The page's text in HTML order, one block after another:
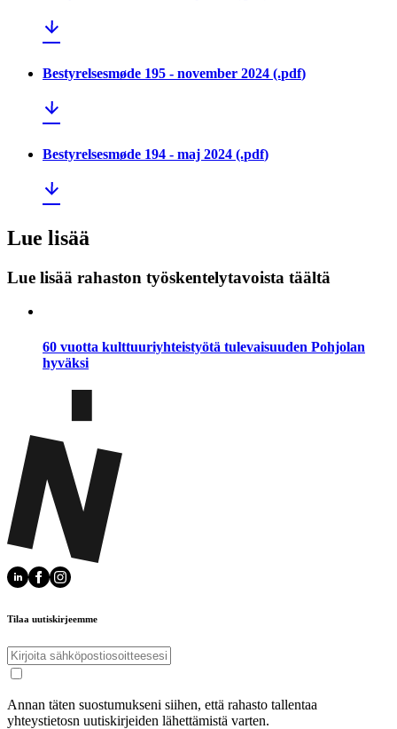
Bestyrelsesmøde 195 - november 2024 (.pdf)
Bestyrelsesmøde 194 - maj 2024 (.pdf)
Lue lisää
Lue lisää rahaston työskentelytavoista täältä
60 vuotta kulttuuriyhteistyötä tulevaisuuden Pohjolan
hyväksi
Tilaa uutiskirjeemme
Annan täten suostumukseni siihen, että rahasto tallentaa
yhteystietosn uutiskirjeiden lähettämistä varten.